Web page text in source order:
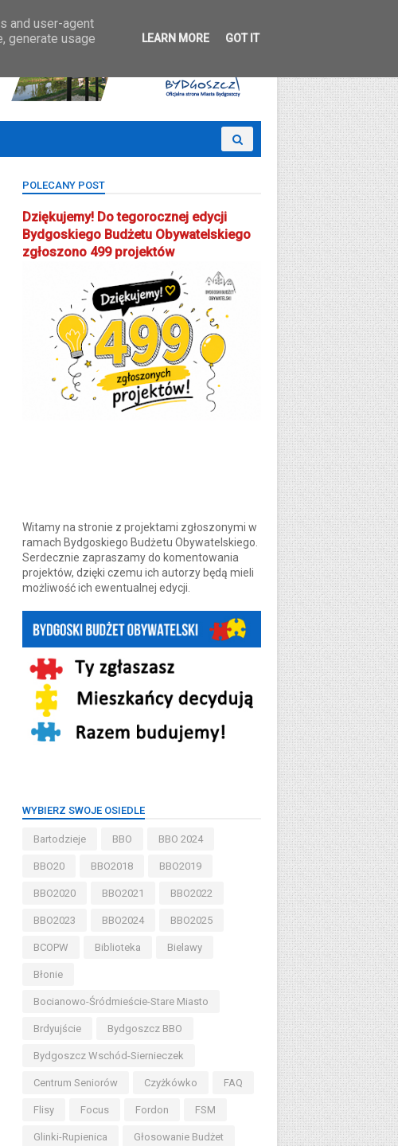
POLECANY POST
Dziękujemy! Do tegorocznej edycji
Bydgoskiego Budżetu Obywatelskiego
zgłoszono 499 projektów
Witamy na stronie z projektami zgłoszonymi w
ramach Bydgoskiego Budżetu Obywatelskiego.
Serdecznie zapraszamy do komentowania
projektów, dzięki czemu ich autorzy będą mieli
możliwość ich ewentualnej edycji.
WYBIERZ SWOJE OSIEDLE
Bartodzieje BBO BBO 2024
BBO20 BBO2018 BBO2019
BBO2020 BBO2021 BBO2022
BBO2023 BBO2024 BBO2025
BCOPW Biblioteka Bielawy
Błonie
Bocianowo-Śródmieście-Stare Miasto
Brdyujście Bydgoszcz BBO
Bydgoszcz Wschód-Siernieczek
Centrum Seniorów Czyżkówko FAQ
Flisy Focus Fordon FSM
Glinki-Rupienica Głosowanie Budżet
and user-agent
generate usage
LEARN MORE GOT IT